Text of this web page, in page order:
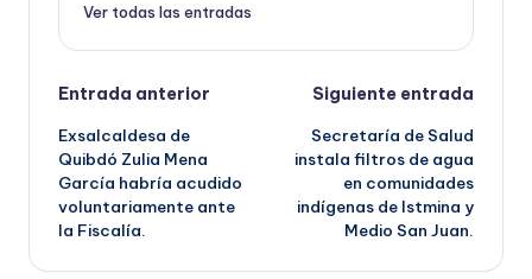
Ver todas las entradas
Navegación
de
entradas
Entrada anterior
Exsalcaldesa de
Quibdó Zulia Mena
García habría acudido
voluntariamente ante
la Fiscalía.
Siguiente entrada
Secretaría de Salud
instala filtros de agua
en comunidades
indígenas de Istmina y
Medio San Juan.